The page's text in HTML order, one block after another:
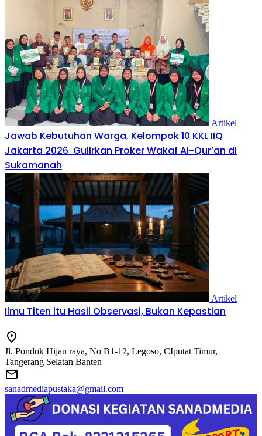
Artikel
Jawab Kebutuhan Warga, Kelompok 10 KKL IIQ
Jakarta 2026 Gulirkan Proker Wakaf Al-Qur’an di
Sukamanah
Artikel
Ilmu Titen itu Hasil Observasi, Bukan Kepastian
Jl. Pondok Hijau raya, No B1-12, Legoso, CIputat Timur,
Tangerang Selatan Banten
sanadmediapustaka@gmail.com